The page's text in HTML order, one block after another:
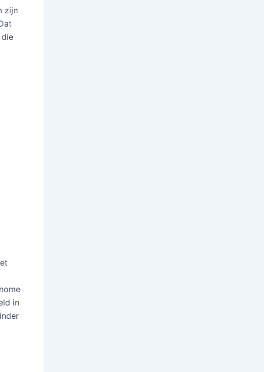
zijn
in